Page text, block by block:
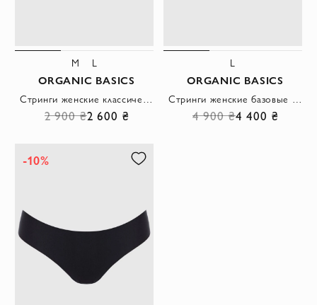
M L
ORGANIC BASICS
2 900 ₴2 600 ₴
L
ORGANIC BASICS
4 900 ₴4 400 ₴
-10%